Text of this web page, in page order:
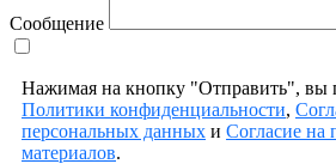
Сообщение
Нажимая на кнопку "Отправить", вы
Политики конфиденциальности,
персональных данных и Согласие на
материалов.